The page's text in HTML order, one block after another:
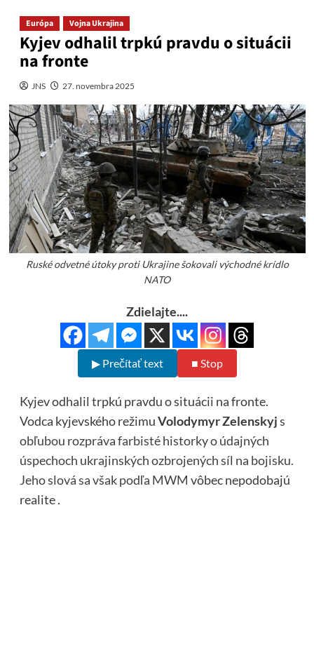
Európa Vojna Ukrajina
Kyjev odhalil trpkú pravdu o situácii
na fronte
JNS 27. novembra 2025
Ruské odvetné útoky proti Ukrajine šokovali východné krídlo
NATO
Zdielajte....
▶ Prečítať text ■ Stop
Kyjev odhalil trpkú pravdu o situácii na fronte.
Vodca kyjevského režimuVolodymyr Zelenskyjs
obľubou rozpráva farbisté historky o údajných
úspechoch ukrajinských ozbrojených síl na bojisku.
Jeho slová sa však podľa MWM vôbec nepodobajú
realite .